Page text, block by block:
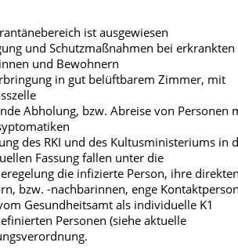
ist ausgewiesen
und Schutzmaßnahmen bei erkrankten
und Bewohnern
in gut belüftbarem Zimmer, mit
Abholung, bzw. Abreise von Personen
des RKI und des Kultusministeriums in
Fassung fallen unter die
die infizierte Person, ihre
bzw. -nachbarinnen, enge
Gesundheitsamt als individuelle K1
Personen (siehe aktuelle